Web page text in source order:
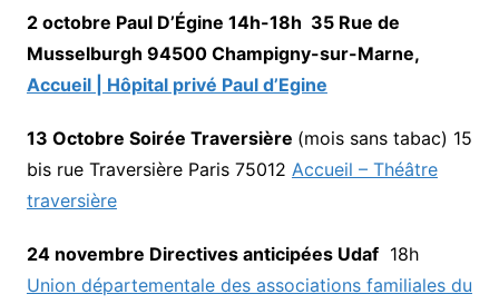
2 octobre Paul D’Égine 14h-18h 35 Rue de
Musselburgh 94500 Champigny-sur-Marne,
Accueil | Hôpital privé Paul d’Egine
13 Octobre Soirée Traversière (mois sans tabac) 15
bis rue Traversière Paris 75012 Accueil – Théâtre
traversière
24 novembre Directives anticipées Udaf18h
Union départementale des associations familiales du